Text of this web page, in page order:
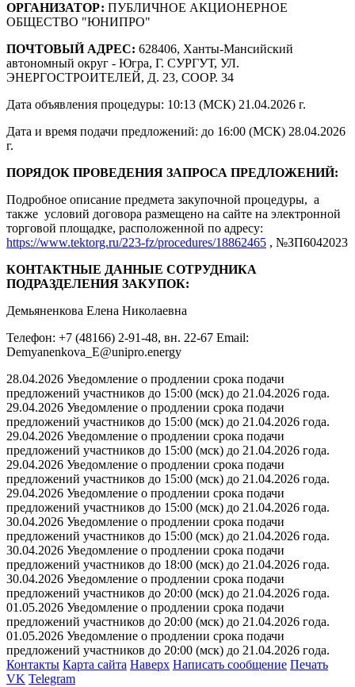
ОРГАНИЗАТОР: ПУБЛИЧНОЕ АКЦИОНЕРНОЕ
ОБЩЕСТВО "ЮНИПРО"
ПОЧТОВЫЙ АДРЕС: 628406, Ханты-Мансийский
автономный округ - Югра, Г. СУРГУТ, УЛ.
ЭНЕРГОСТРОИТЕЛЕЙ, Д. 23, СООР. 34
Дата объявления процедуры: 10:13 (МСК) 21.04.2026 г.
Дата и время подачи предложений: до 16:00 (МСК) 28.04.2026
г.
ПОРЯДОК ПРОВЕДЕНИЯ ЗАПРОСА ПРЕДЛОЖЕНИЙ:
Подробное описание предмета закупочной процедуры, а
также условий договора размещено на сайте на электронной
торговой площадке, расположенной по адресу:
https://www.tektorg.ru/223-fz/procedures/18862465 , №ЗП6042023
КОНТАКТНЫЕ ДАННЫЕ СОТРУДНИКА
ПОДРАЗДЕЛЕНИЯ ЗАКУПОК:
Демьяненкова Елена Николаевна
Телефон: +7 (48166) 2-91-48, вн. 22-67 Email:
Demyanenkova_E@unipro.energy
28.04.2026 Уведомление о продлении срока подачи
предложений участников до 15:00 (мск) до 21.04.2026 года.
29.04.2026 Уведомление о продлении срока подачи
предложений участников до 15:00 (мск) до 21.04.2026 года.
29.04.2026 Уведомление о продлении срока подачи
предложений участников до 15:00 (мск) до 21.04.2026 года.
29.04.2026 Уведомление о продлении срока подачи
предложений участников до 15:00 (мск) до 21.04.2026 года.
29.04.2026 Уведомление о продлении срока подачи
предложений участников до 15:00 (мск) до 21.04.2026 года.
30.04.2026 Уведомление о продлении срока подачи
предложений участников до 15:00 (мск) до 21.04.2026 года.
30.04.2026 Уведомление о продлении срока подачи
предложений участников до 18:00 (мск) до 21.04.2026 года.
30.04.2026 Уведомление о продлении срока подачи
предложений участников до 20:00 (мск) до 21.04.2026 года.
01.05.2026 Уведомление о продлении срока подачи
предложений участников до 20:00 (мск) до 21.04.2026 года.
01.05.2026 Уведомление о продлении срока подачи
предложений участников до 20:00 (мск) до 21.04.2026 года.
Контакты Карта сайта Наверх Написать сообщение Печать
VK Telegram